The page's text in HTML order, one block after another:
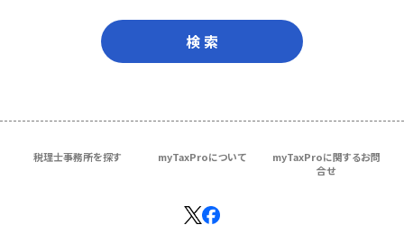
検 索
税理士事務所を探す myTaxProについて
myTaxProに関するお問
合せ